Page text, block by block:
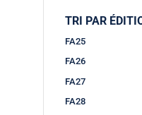
TRI PAR
FA25
FA26
FA27
FA28